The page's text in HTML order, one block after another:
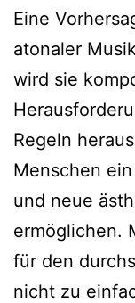
Eine
atonaler
wird sie
Regeln
Menschen
und neue
ermöglichen.
für den
nicht zu